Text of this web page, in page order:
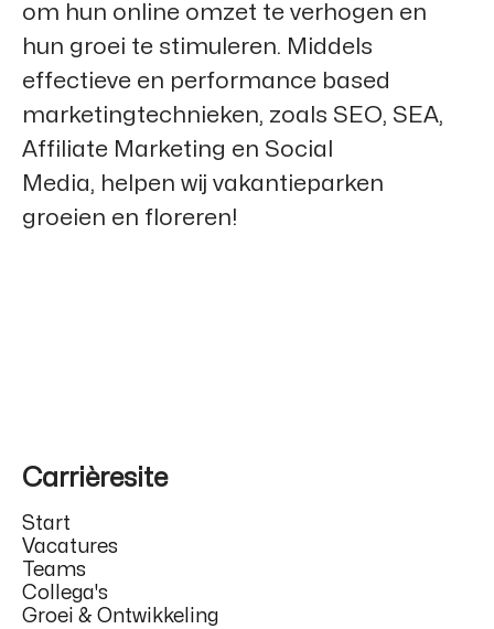
om hun online omzet te verhogen en
hun groei te stimuleren. Middels
effectieve en performance based
marketingtechnieken, zoals SEO, SEA,
Affiliate Marketing en Social
Media, helpen wij vakantieparken
groeien en floreren!
Carrièresite
Start
Vacatures
Teams
Collega's
Groei & Ontwikkeling